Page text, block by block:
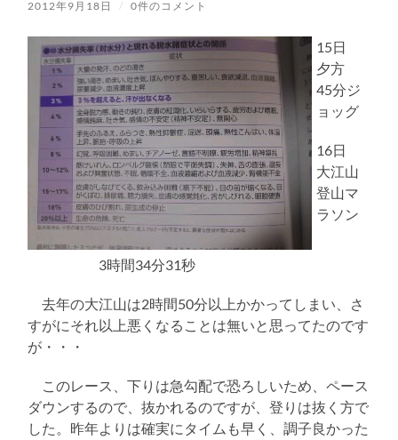
2012年9月18日 / 0件のコメント
15日
夕方
45分ジ
ョッグ
16日
大江山
登山マ
ラソン
3時間34分31秒
去年の大江山は2時間50分以上かかってしまい、さ
すがにそれ以上悪くなることは無いと思ってたのです
が・・・
このレース、下りは急勾配で恐ろしいため、ペース
ダウンするので、抜かれるのですが、登りは抜く方で
した。昨年よりは確実にタイムも早く、調子良かった